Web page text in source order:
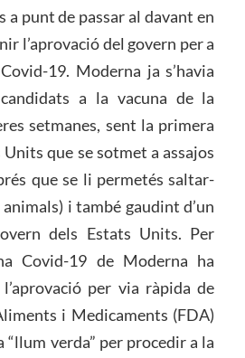
a punt de passar al davant en
l’aprovació del govern per a
19. Moderna ja s’havia
a la vacuna de la
setmanes, sent la primera
que se sotmet a assajos
que se li permetés saltar-
i també gaudint d’un
dels Estats Units. Per
Covid-19 de Moderna ha
per via ràpida de
i Medicaments (FDA)
“llum verda” per procedir a la